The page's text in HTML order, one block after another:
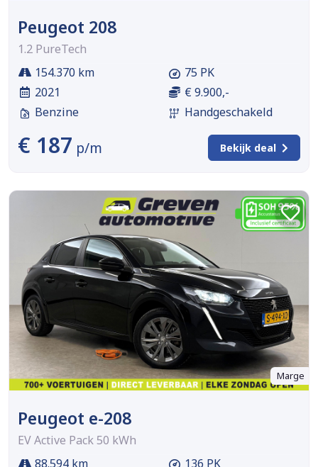
Peugeot 208
1.2 PureTech
154.370 km
2021
Benzine
75 PK
€ 9.900,-
Handgeschakeld
€ 187 p/m Bekijk deal
Marge
Peugeot e-208
EV Active Pack 50 kWh
88.594 km
136 PK